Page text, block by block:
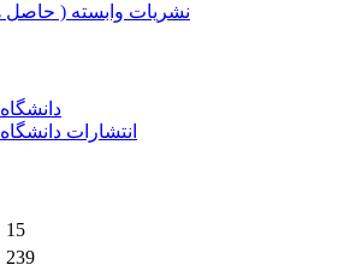
نشریات وابسته (
انتشارات
15
239